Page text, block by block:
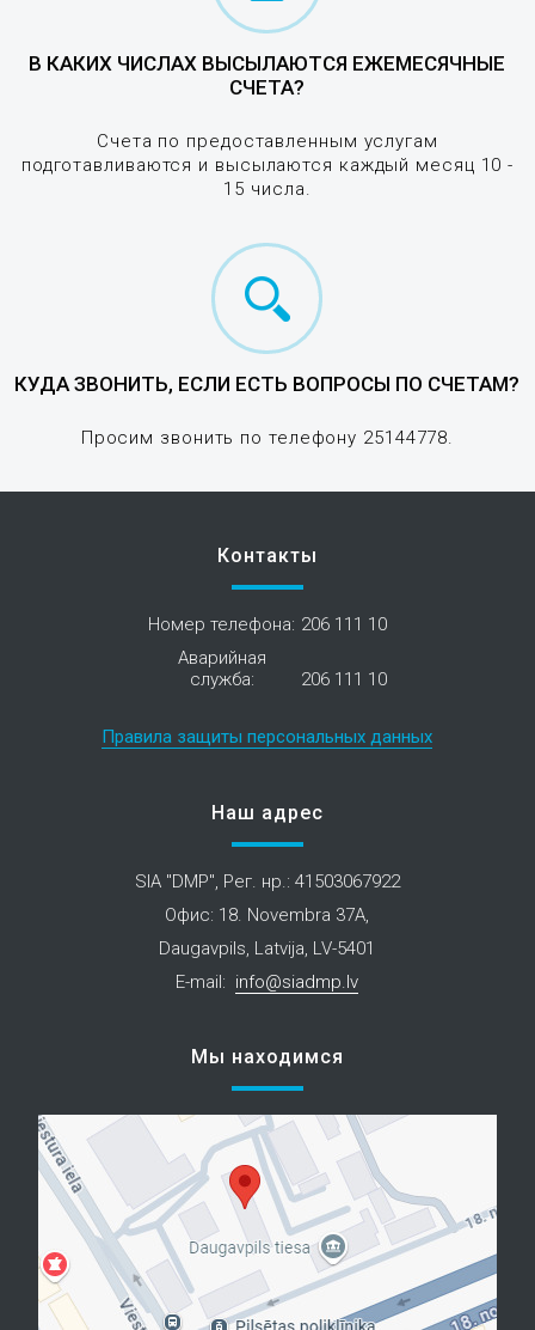
В КАКИХ ЧИСЛАХ ВЫСЫЛАЮТСЯ ЕЖЕМЕСЯЧНЫЕ
СЧЕТА?
Счета по предоставленным услугам
подготавливаются и высылаются каждый месяц 10 -
15 числа.
КУДА ЗВОНИТЬ, ЕСЛИ ЕСТЬ ВОПРОСЫ ПО СЧЕТАМ?
Просим звонить по телефону 25144778.
Контакты
Номер телефона: 206 111 10
Аварийная
служба:
206 111 10
Правила защиты персональных данных
Наш адрес
SIA "DMP", Рег. нр.: 41503067922
Офис: 18. Novembra 37A,
Daugavpils, Latvija, LV-5401
E-mail: info@siadmp.lv
Мы находимся